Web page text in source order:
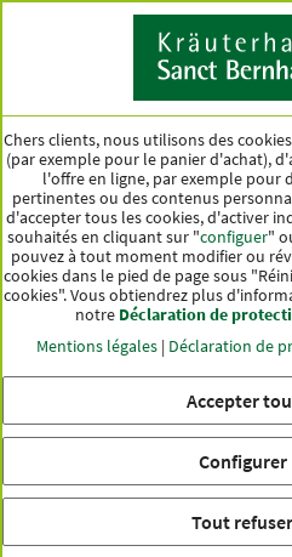
Pays
CATÉGORIES OFFRES
Livraison gratuite
à partir de 50 €
pour l'Allemagne
Huile de chardon
Chers clients, nous utilisons des
(par exemple pour le panier d'achat),
l'offre en ligne, par exemple pour
pertinentes ou des contenus
d'accepter tous les cookies, d'activer
souhaités en cliquant sur "configuer"
pouvez à tout moment modifier ou
cookies dans le pied de page sous
cookies". Vous obtiendrez plus
notre Déclaration de
Mentions légales| Déclaration de
Accepter
Configurer
Tout refuser